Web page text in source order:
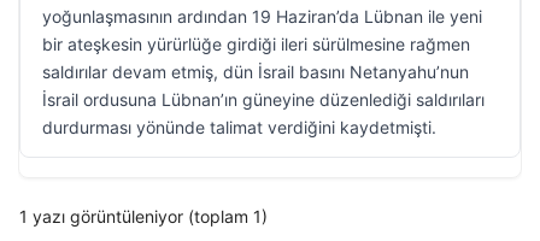
yoğunlaşmasının ardından 19 Haziran’da Lübnan ile yeni
bir ateşkesin yürürlüğe girdiği ileri sürülmesine rağmen
saldırılar devam etmiş, dün İsrail basını Netanyahu’nun
İsrail ordusuna Lübnan’ın güneyine düzenlediği saldırıları
durdurması yönünde talimat verdiğini kaydetmişti.
1 yazı görüntüleniyor (toplam 1)